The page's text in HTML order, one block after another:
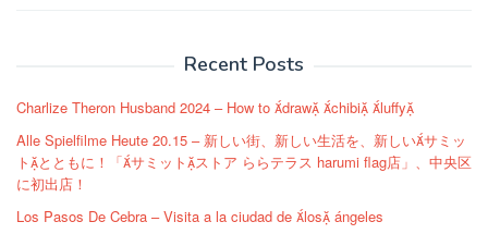
Recent Posts
Charlize Theron Husband 2024 – How to draw chibi luffy
Alle Spielfilme Heute 20.15 – 新しい街、新しい生活を、新しいサミッ
トとともに！「サミットストア ららテラス harumi flag店」、中央区
に初出店！
Los Pasos De Cebra – Visita a la ciudad de los ángeles